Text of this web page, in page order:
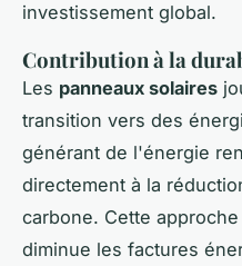
investissement global.
Contribution à la
Les panneaux solaires
transition vers des
générant de l'énergie
directement à la
carbone. Cette
diminue les factures